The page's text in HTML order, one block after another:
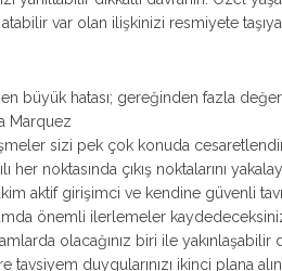
var olan ilişkinizi resmiyete
büyük hatası; gereğinden fazla
Marquez
sizi pek çok konuda
her noktasında çıkış noktalarını
aktif girişimci ve kendine güvenli
önemli ilerlemeler
olacağınız biri ile yakınlaşabilir
duygularınızı ikinci plana